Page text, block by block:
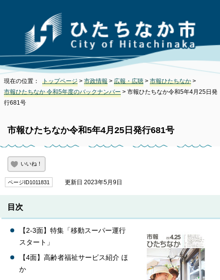
現在の位置： トップページ > 市政情報 > 広報・広聴 > 市報ひたちなか >
市報ひたちなか 令和5年度のバックナンバー > 市報ひたちなか令和5年4月25日発
行681号
市報ひたちなか令和5年4月25日発行681号
いいね！
ページID1011831 更新日 2023年5月9日
目次
【2-3面】特集「移動スーパー運行
スタート」
【4面】高齢者福祉サービス紹介 ほ
か